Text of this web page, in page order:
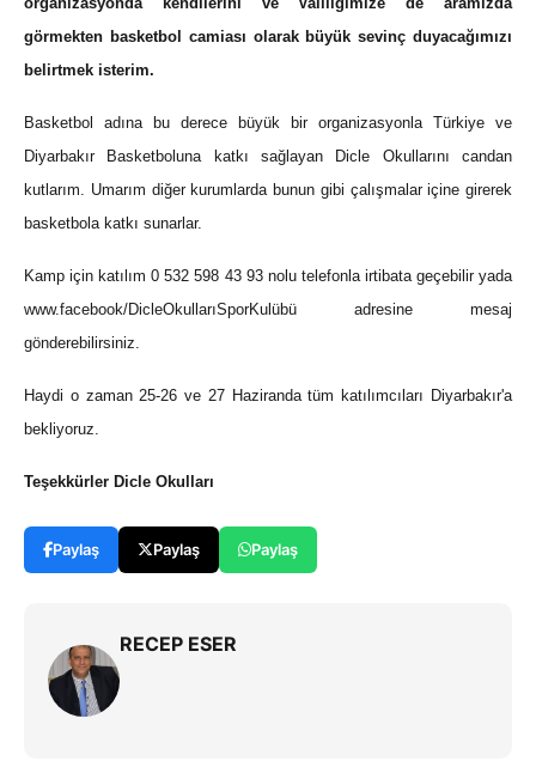
görmekten basketbol camiası olarak büyük sevinç duyacağımızı
belirtmek isterim.
Basketbol adına bu derece büyük bir organizasyonla Türkiye ve
Diyarbakır Basketboluna katkı sağlayan Dicle Okullarını candan
kutlarım. Umarım diğer kurumlarda bunun gibi çalışmalar içine girerek
basketbola katkı sunarlar.
Kamp için katılım 0 532 598 43 93 nolu telefonla irtibata geçebilir yada
www.facebook/DicleOkullarıSporKulübü adresine mesaj
gönderebilirsiniz.
Haydi o zaman 25-26 ve 27 Haziranda tüm katılımcıları Diyarbakır'a
bekliyoruz.
Teşekkürler Dicle Okulları
Paylaş Paylaş Paylaş
RECEP ESER